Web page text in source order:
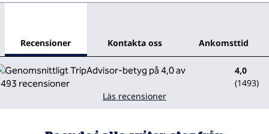
Recensioner Kontakta oss Ankomsttid
4,0
(1493)
Läs recensioner